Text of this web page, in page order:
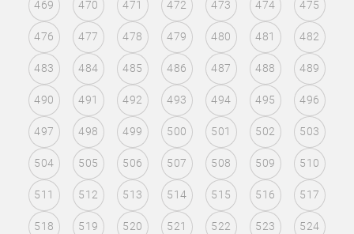
469 470 471 472 473 474 475
476 477 478 479 480 481 482
483 484 485 486 487 488 489
490 491 492 493 494 495 496
497 498 499 500 501 502 503
504 505 506 507 508 509 510
511 512 513 514 515 516 517
518 519 520 521 522 523 524